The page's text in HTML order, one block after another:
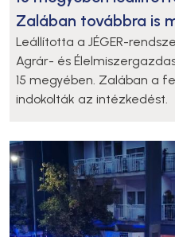
Zalában továbbra is
Leállította a JÉGER-
Agrár- és
15 megyében. Zalában a
indokolták az intézkedést.